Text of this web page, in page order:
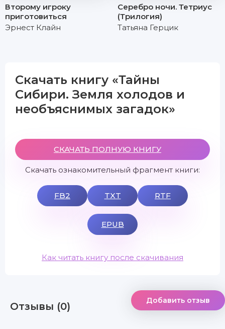
Второму игроку
приготовиться
Эрнест Клайн
Серебро ночи. Тетриус
(Трилогия)
Татьяна Герцик
Скачать книгу «Тайны
Сибири. Земля холодов и
необъяснимых загадок»
СКАЧАТЬ ПОЛНУЮ КНИГУ
Скачать ознакомительный фрагмент книги:
FB2 TXT RTF
EPUB
Как читать книгу после скачивания
Отзывы (0) Добавить отзыв